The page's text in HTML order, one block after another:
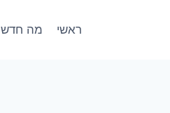
ראשי מה חדש